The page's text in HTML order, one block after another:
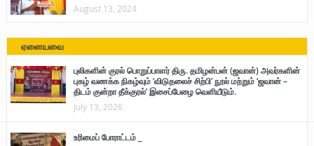
August 13, 2024
ஏனையவை
புலிகளின் குரல் பொறுப்பாளர் திரு. தமிழன்பன் (ஜவான்) அவர்களின்
புகழ் வணக்க நிகழ்வும் ‘விடுதலைச் சிற்பி’ நூல் மற்றும் ‘ஜவான் –
திடம் குன்றா தீக்குரல்’ இசைப்பேழை வெளியீடும்.
July 13, 2026
உரிமைப் போராட்டம் _